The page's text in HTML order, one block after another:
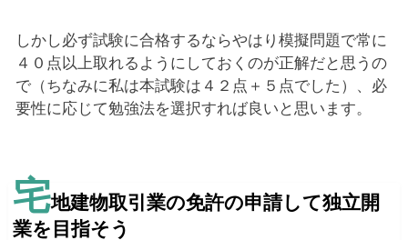
しかし必ず試験に合格するならやはり模擬問題で常に
４０点以上取れるようにしておくのが正解だと思うの
で（ちなみに私は本試験は４２点＋５点でした）、必
要性に応じて勉強法を選択すれば良いと思います。
宅地建物取引業の免許の申請して独立開
業を目指そう